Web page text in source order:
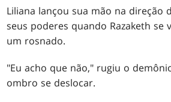
Liliana lançou sua mão na direção
seus poderes quando Razaketh se
um rosnado.
"Eu acho que não," rugiu o
ombro se deslocar.